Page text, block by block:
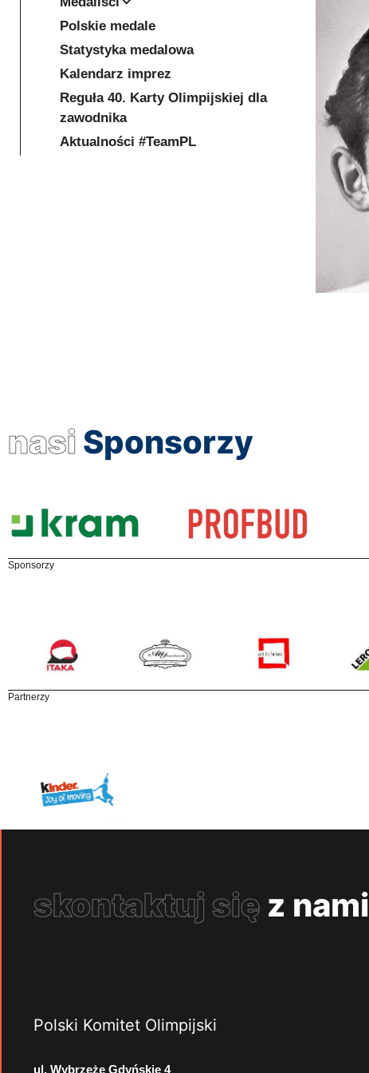
Polskie medale
Statystyka medalowa
Kalendarz imprez
Reguła 40. Karty Olimpijskiej dla
zawodnika
Aktualności #TeamPL
nasi Sponsorzy
Sponsorzy
Partnerzy
skontaktuj się z nami
Polski Komitet Olimpijski
ul. Wybrzeże Gdyńskie 4